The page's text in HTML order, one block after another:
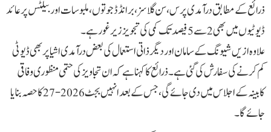
ذرائع کے مطابق درآمدی پرس، سن گلاسز، برانڈڈ جوتوں، ملبوسات اور بیلٹس پر عائد
ڈیوٹیوں میں بھی 2 سے 5 فیصد تک کمی کی تجویز زیر غور ہے۔
علاوہ ازیں شیونگ کے سامان اور دیگر ذاتی استعمال کی بعض درآمدی اشیا پر بھی ڈیوٹی
کم کرنے کی سفارش کی گئی ہے۔ ذرائع کا کہنا ہے کہ ان تجاویز کی حتمی منظوری وفاقی
کابینہ کے اجلاس میں دی جائے گی، جس کے بعد انہیں بجٹ 2026-27 کا حصہ بنایا
جائے گا۔